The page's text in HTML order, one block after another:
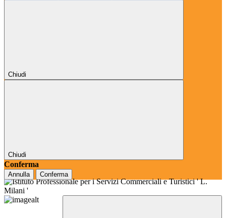
Chiudi
Chiudi
Conferma
Annulla Conferma